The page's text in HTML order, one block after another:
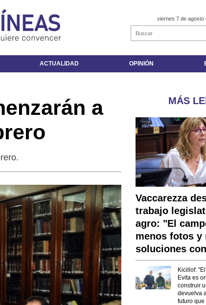
viernes 7 de agosto
ACTUALIDAD OPINIÓN
a
MÁS
Vaccarezza
trabajo
agro: "El
menos fotos y
soluciones
Kicillof:
Evita es
construir
devuelva
futuro